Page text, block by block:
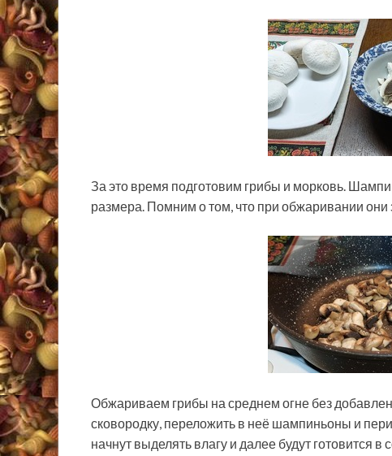
За это время подготовим грибы и морковь.
размера. Помним о том, что при обжаривании
Обжариваем грибы на среднем огне без
сковородку, переложить в неё шампиньоны и
начнут выделять влагу и далее будут готовится